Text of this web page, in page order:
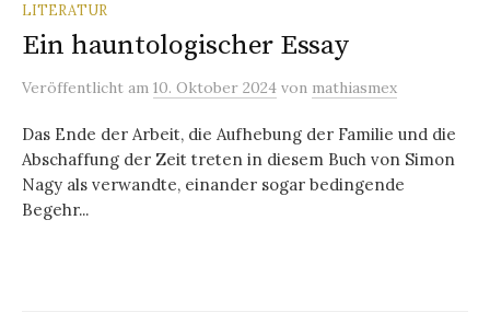
LITERATUR
Ein hauntologischer Essay
Veröffentlicht am 10. Oktober 2024 von mathiasmex
Das Ende der Arbeit, die Aufhebung der Familie und die
Abschaffung der Zeit treten in diesem Buch von Simon
Nagy als verwandte, einander sogar bedingende
Begehr...